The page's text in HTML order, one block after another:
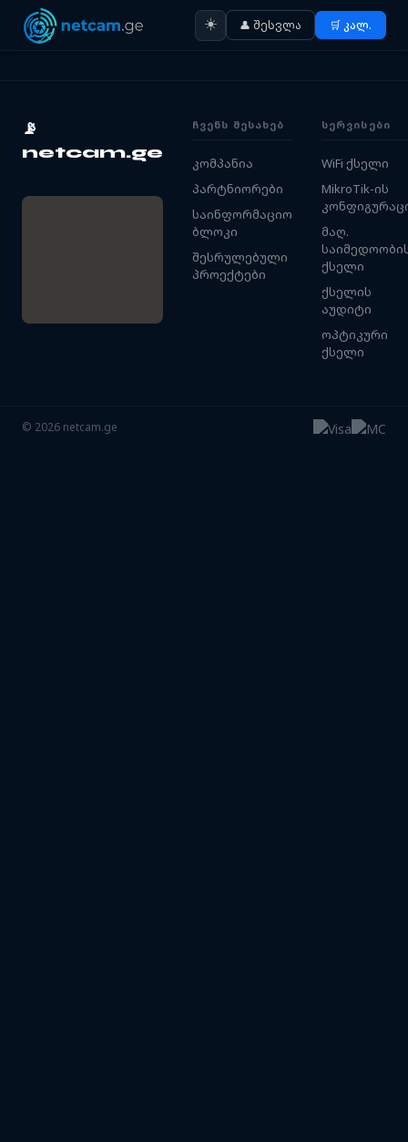
☀️ 👤 შესვლა 🛒 კალ.
📡
netcam.ge
ᲩᲕᲔᲜᲡ ᲨᲔᲡᲐᲮᲔᲑ
კომპანია
პარტნიორები
საინფორმაციო
ბლოკი
შესრულებული
პროექტები
ᲡᲔᲠᲕᲘᲡᲔᲑᲘ
WiFi ქსელი
MikroTik-ის
მაღ.
ქსელი
ქსელის
აუდიტი
ოპტიკური
ქსელი
© 2026 netcam.ge